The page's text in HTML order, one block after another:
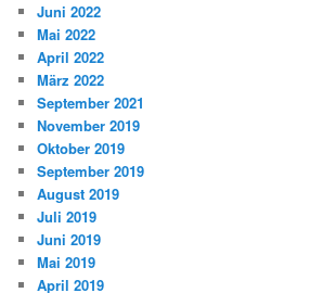
Juni 2022
Mai 2022
April 2022
März 2022
September 2021
November 2019
Oktober 2019
September 2019
August 2019
Juli 2019
Juni 2019
Mai 2019
April 2019